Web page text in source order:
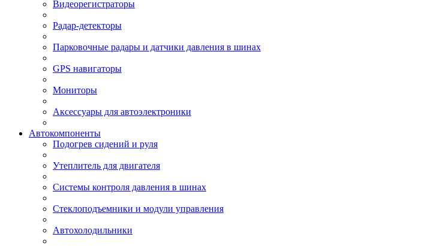
Видеорегистраторы
Радар-детекторы
Парковочные радары и датчики давления в шинах
GPS навигаторы
Мониторы
Аксессуары для автоэлектроники
Автокомпоненты
Подогрев сидений и руля
Утеплитель для двигателя
Системы контроля давления в шинах
Стеклоподъемники и модули управления
Автохолодильники